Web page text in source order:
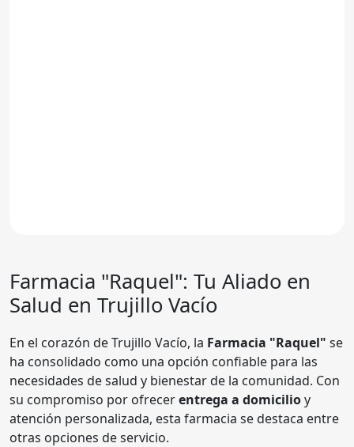
Farmacia "Raquel": Tu Aliado en
Salud en Trujillo Vacío
En el corazón de Trujillo Vacío, la Farmacia "Raquel" se
ha consolidado como una opción confiable para las
necesidades de salud y bienestar de la comunidad. Con
su compromiso por ofrecerentrega a domicilioy
atención personalizada, esta farmacia se destaca entre
otras opciones de servicio.